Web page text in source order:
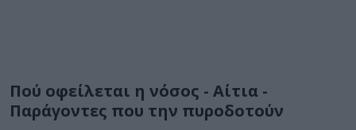
Πού οφείλεται η νόσος - Αίτια -
Παράγοντες που την πυροδοτούν